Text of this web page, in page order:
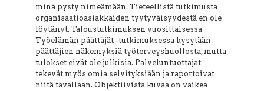
minä pysty nimeämään. Tieteellistä tutkimusta
organisaatioasiakkaiden tyytyväisyydestä en ole
löytänyt. Taloustutkimuksen vuosittaisessa
Työelämän päättäjät -tutkimuksessa kysytään
päättäjien näkemyksiä työterveyshuollosta, mutta
tulokset eivät ole julkisia. Palveluntuottajat
tekevät myös omia selvityksiään ja raportoivat
niitä tavallaan. Objektiivista kuvaa on vaikea